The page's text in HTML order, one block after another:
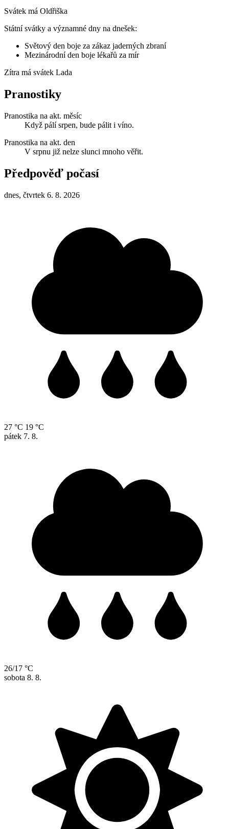
Svátek má Oldřiška
Státní svátky a významné dny na dnešek:
Světový den boje za zákaz jaderných zbraní
Mezinárodní den boje lékařů za mír
Zítra má svátek Lada
Pranostiky
Pranostika na akt. měsíc
Když pálí srpen, bude pálit i víno.
Pranostika na akt. den
V srpnu již nelze slunci mnoho věřit.
Předpověď počasí
dnes, čtvrtek 6. 8. 2026
27 °C 19 °C
pátek 7. 8.
26/17 °C
sobota 8. 8.